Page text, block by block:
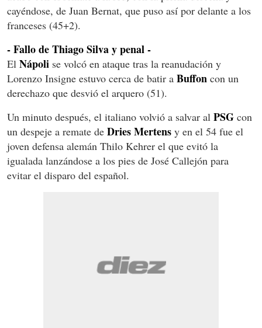
cayéndose, de Juan Bernat, que puso así por delante a los
franceses (45+2).
- Fallo de Thiago Silva y penal -
El Nápoli se volcó en ataque tras la reanudación y
Lorenzo Insigne estuvo cerca de batir a Buffon con un
derechazo que desvió el arquero (51).
Un minuto después, el italiano volvió a salvar al PSG con
un despeje a remate de Dries Mertens y en el 54 fue el
joven defensa alemán Thilo Kehrer el que evitó la
igualada lanzándose a los pies de José Callejón para
evitar el disparo del español.